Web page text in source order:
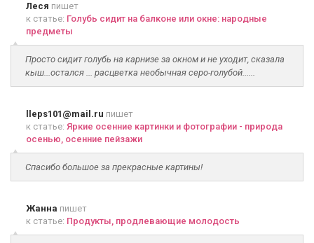
Леся пишет
к статье: Голубь сидит на балконе или окне: народные
предметы
Просто сидит голубь на карнизе за окном и не уходит, сказала
кыш...остался ... расцветка необычная серо-голубой......
lleps101@mail.ru пишет
к статье: Яркие осенние картинки и фотографии - природа
осенью, осенние пейзажи
Спасибо большое за прекрасные картины!
Жанна пишет
к статье: Продукты, продлевающие молодость